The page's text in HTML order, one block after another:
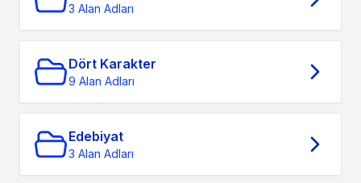
3 Alan Adları
Dört Karakter
9 Alan Adları
Edebiyat
3 Alan Adları